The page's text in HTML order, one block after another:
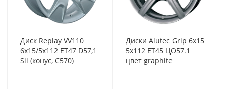
Диск Replay VV110
6x15/5x112 ET47 D57,1
Sil (конус, C570)
Диски Alutec Grip 6x15
5x112 ET45 ЦО57.1
цвет graphite